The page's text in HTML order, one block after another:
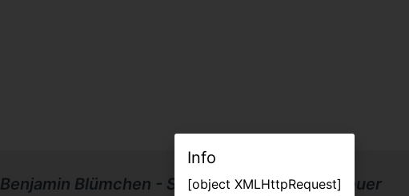
Benjamin Blümchen - Seine schönsten Abenteuer
Info
[object XMLHttpRequest]